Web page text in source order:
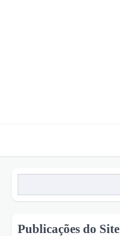
Publicações do Site